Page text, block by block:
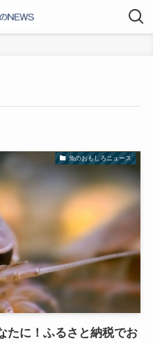
魚のおもしろニュース
たに！ふるさと納税でお